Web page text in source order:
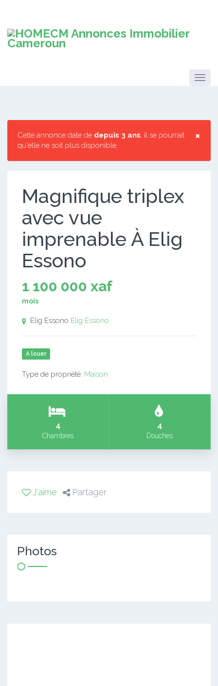
×
Cette annonce date de depuis 3 ans, il se pourrait
qu'elle ne soit plus disponible.
Magnifique triplex
avec vue
imprenable À Elig
Essono
1 100 000 xaf
mois
Elig Essono Elig Essono
A louer
Type de propriété: Maison
4
Chambres
4
Douches
J'aime Partager
Photos